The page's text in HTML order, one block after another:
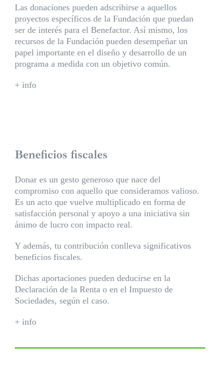
Las donaciones pueden adscribirse a aquellos
proyectos específicos de la Fundación que puedan
ser de interés para el Benefactor. Así mismo, los
recursos de la Fundación pueden desempeñar un
papel importante en el diseño y desarrollo de un
programa a medida con un objetivo común.
+ info
Beneficios fiscales
Donar es un gesto generoso que nace del
compromiso con aquello que consideramos valioso.
Es un acto que vuelve multiplicado en forma de
satisfacción personal y apoyo a una iniciativa sin
ánimo de lucro con impacto real.
Y además, tu contribución conlleva significativos
beneficios fiscales.
Dichas aportaciones pueden deducirse en la
Declaración de la Renta o en el Impuesto de
Sociedades, según el caso.
+ info